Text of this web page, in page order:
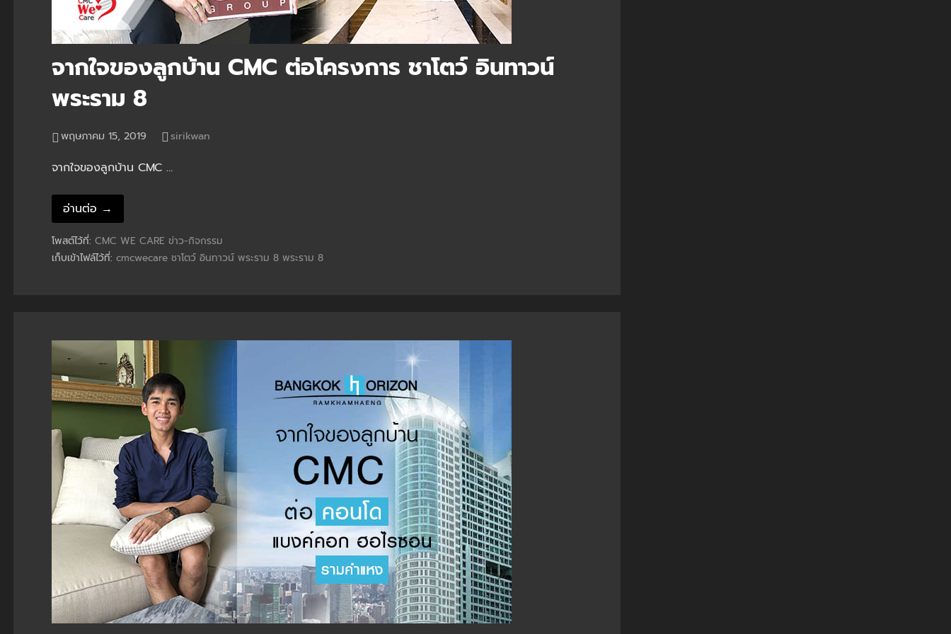
จากใจของลูกบ้าน CMC ต่อโครงการ ชาโตว์ อินทาวน์
พระราม 8
พฤษภาคม 15, 2019 sirikwan
จากใจของลูกบ้าน CMC …
อ่านต่อ →
โพสต์ไว้ที่: CMC WE CARE ข่าว-กิจกรรม
เก็บเข้าไฟล์ไว้ที่: cmcwecare ชาโตว์ อินทาวน์ พระราม 8 พระราม 8